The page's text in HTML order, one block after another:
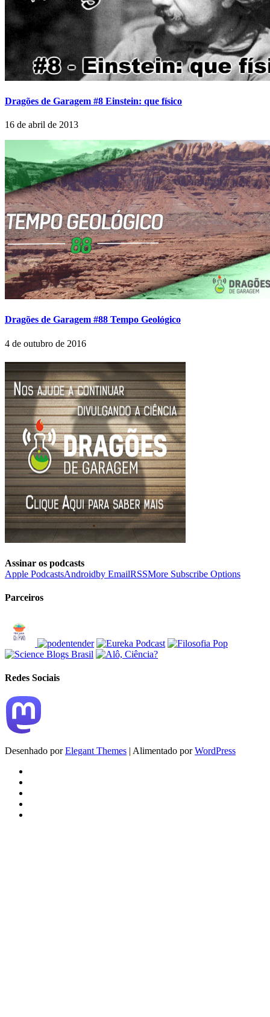
Dragões de Garagem #8 Einstein: que físico
16 de abril de 2013
Dragões de Garagem #88 Tempo Geológico
4 de outubro de 2016
Assinar os podcasts
Apple PodcastsAndroidby EmailRSSMore Subscribe Options
Parceiros
Redes Sociais
Desenhado porElegant Themes | Alimentado porWordPress